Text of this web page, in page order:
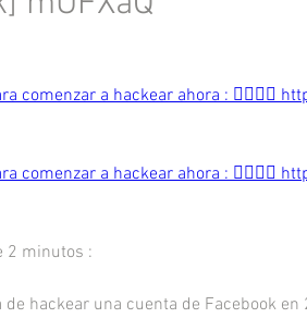
comenzar a hackear ahora : 👉🏻👉🏻
comenzar a hackear ahora : 👉🏻👉🏻
2 minutos :
hackear una cuenta de Facebook en